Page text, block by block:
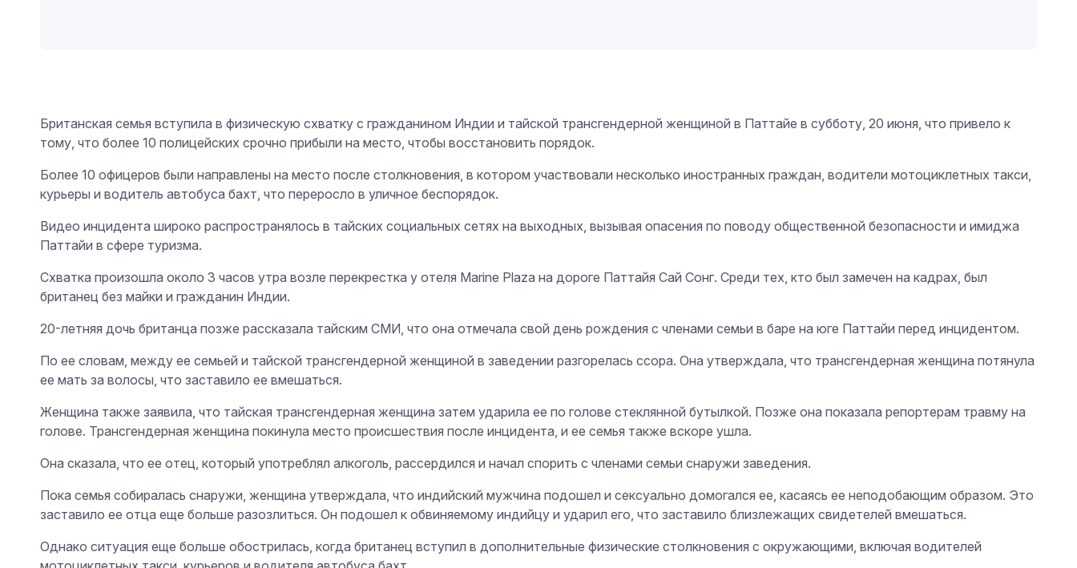
Британская семья вступила в физическую схватку с гражданином Индии и тайской трансгендерной женщиной в Паттайе в субботу, 20 июня, что привело к
тому, что более 10 полицейских срочно прибыли на место, чтобы восстановить порядок.
Более 10 офицеров были направлены на место после столкновения, в котором участвовали несколько иностранных граждан, водители мотоциклетных такси,
курьеры и водитель автобуса бахт, что переросло в уличное беспорядок.
Видео инцидента широко распространялось в тайских социальных сетях на выходных, вызывая опасения по поводу общественной безопасности и имиджа
Паттайи в сфере туризма.
Схватка произошла около 3 часов утра возле перекрестка у отеля Marine Plaza на дороге Паттайя Сай Сонг. Среди тех, кто был замечен на кадрах, был
британец без майки и гражданин Индии.
20-летняя дочь британца позже рассказала тайским СМИ, что она отмечала свой день рождения с членами семьи в баре на юге Паттайи перед инцидентом.
По ее словам, между ее семьей и тайской трансгендерной женщиной в заведении разгорелась ссора. Она утверждала, что трансгендерная женщина потянула
ее мать за волосы, что заставило ее вмешаться.
Женщина также заявила, что тайская трансгендерная женщина затем ударила ее по голове стеклянной бутылкой. Позже она показала репортерам травму на
голове. Трансгендерная женщина покинула место происшествия после инцидента, и ее семья также вскоре ушла.
Она сказала, что ее отец, который употреблял алкоголь, рассердился и начал спорить с членами семьи снаружи заведения.
Пока семья собиралась снаружи, женщина утверждала, что индийский мужчина подошел и сексуально домогался ее, касаясь ее неподобающим образом. Это
заставило ее отца еще больше разозлиться. Он подошел к обвиняемому индийцу и ударил его, что заставило близлежащих свидетелей вмешаться.
Однако ситуация еще больше обострилась, когда британец вступил в дополнительные физические столкновения с окружающими, включая водителей